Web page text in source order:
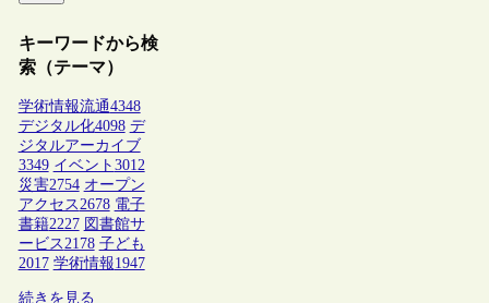
キーワードから検
索（テーマ）
学術情報流通4348
デジタル化4098 デ
ジタルアーカイブ
3349 イベント 3012
災害2754 オープン
アクセス2678 電子
書籍2227 図書館サ
ービス2178 子ども
2017 学術情報1947
続きを見る